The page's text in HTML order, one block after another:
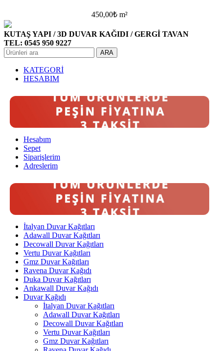
450,00₺ m²
KUTAŞ YAPI / 3D DUVAR KAĞIDI / GERGİ TAVAN
TEL: 0545 950 9227
ARA
KATEGORİ
HESABIM
Hesabım
Sepet
Siparişlerim
Adreslerim
İtalyan Duvar Kağıtları
Adawall Duvar Kağıtları
Decowall Duvar Kağıtları
Vertu Duvar Kağıtları
Gmz Duvar Kağıtları
Ravena Duvar Kağıdı
Duka Duvar Kağıtları
Ankawall Duvar Kağıdı
Duvar Kağıdı
İtalyan Duvar Kağıtları
Adawall Duvar Kağıtları
Decowall Duvar Kağıtları
Vertu Duvar Kağıtları
Gmz Duvar Kağıtları